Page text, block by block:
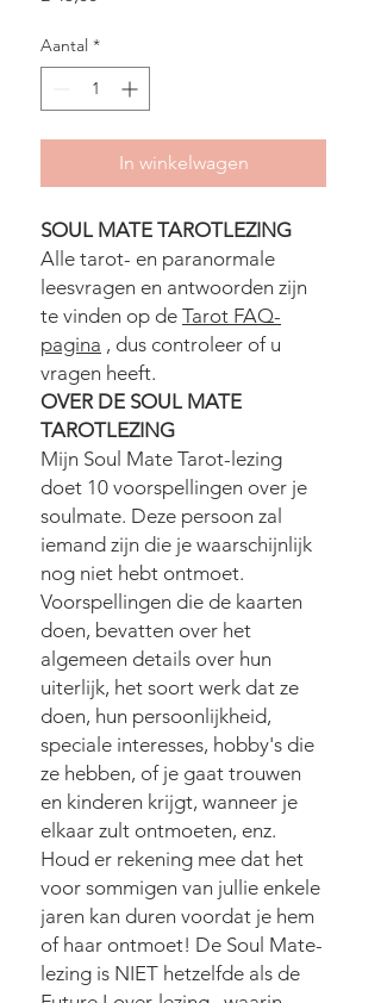
Aantal *
In winkelwagen
SOUL MATE TAROTLEZING
Alle tarot- en paranormale
leesvragen en antwoorden zijn
te vinden op de Tarot FAQ-
pagina , dus controleer of u
vragen heeft.
OVER DE SOUL MATE
TAROTLEZING
Mijn Soul Mate Tarot-lezing
doet 10 voorspellingen over je
soulmate. Deze persoon zal
iemand zijn die je waarschijnlijk
nog niet hebt ontmoet.
Voorspellingen die de kaarten
doen, bevatten over het
algemeen details over hun
uiterlijk, het soort werk dat ze
doen, hun persoonlijkheid,
speciale interesses, hobby's die
ze hebben, of je gaat trouwen
en kinderen krijgt, wanneer je
elkaar zult ontmoeten, enz.
Houd er rekening mee dat het
voor sommigen van jullie enkele
jaren kan duren voordat je hem
of haar ontmoet! De Soul Mate-
lezing is NIET hetzelfde als de